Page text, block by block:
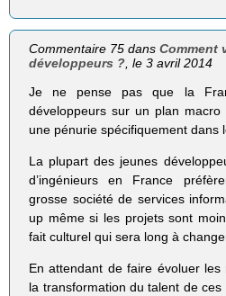
Commentaire 75 dansComment
développeurs ? , le 3 avril 2014
Je ne pense pas que la
développeurs sur un plan
une pénurie spécifiquement dans
La plupart des jeunes
d’ingénieurs en France
grosse société de services
up même si les projets sont
fait culturel qui sera long à
En attendant de faire évoluer les
la transformation du talent de